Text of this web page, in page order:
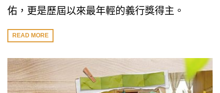
佑，更是歷屆以來最年輕的義行獎得主。
READ MORE